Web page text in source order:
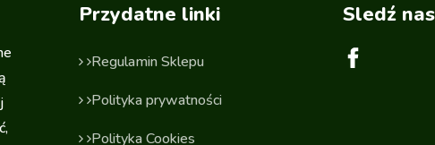
Przydatne linki
Regulamin Sklepu
Polityka prywatności
Polityka Cookies
Sledź